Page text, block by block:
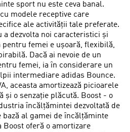
sport nu este ceva banal.
modele receptive care
ale activității tale preferate.
dezvolta noi caracteristici și
femei e ușoară, flexibilă,
Dacă ai nevoie de un
femei, ia în considerare un
intermediare adidas Bounce.
aceasta amortizează picioarele
și o senzație plăcută. Boost - o
încălțămintei dezvoltată de
bază al gamei de încălțăminte
Boost oferă o amortizare